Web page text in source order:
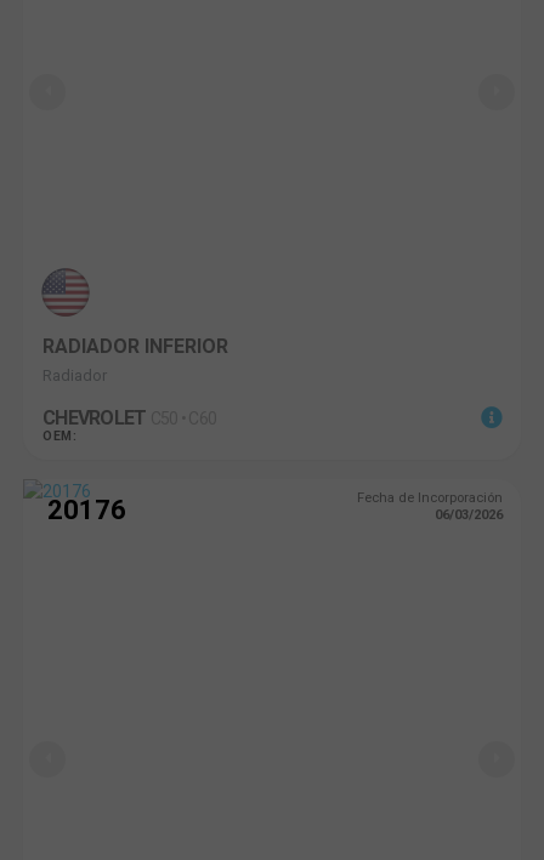
RADIADOR INFERIOR
Radiador
CHEVROLET
OEM:
20176
Fecha de Incorporación
06/03/2026